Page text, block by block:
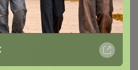
92
P.L. Proff
1.1K